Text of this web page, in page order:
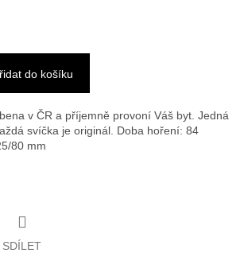
do košíku
v ČR a příjemně provoní Váš byt. Jedná
svíčka je originál. Doba hoření: 84
80 mm
SDÍLET